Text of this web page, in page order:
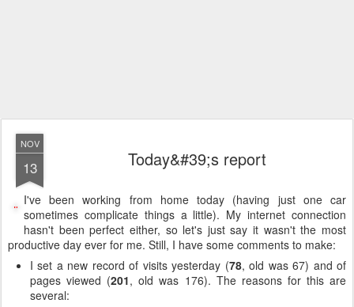
NOV
13 Today&#39;s report
I've been working from home today (having just one car
sometimes complicate things a little). My internet connection
hasn't been perfect either, so let's just say it wasn't the most
productive day ever for me. Still, I have some comments to make:
I set a new record of visits yesterday (78, old was 67) and of
pages viewed (201, old was 176). The reasons for this are
several: